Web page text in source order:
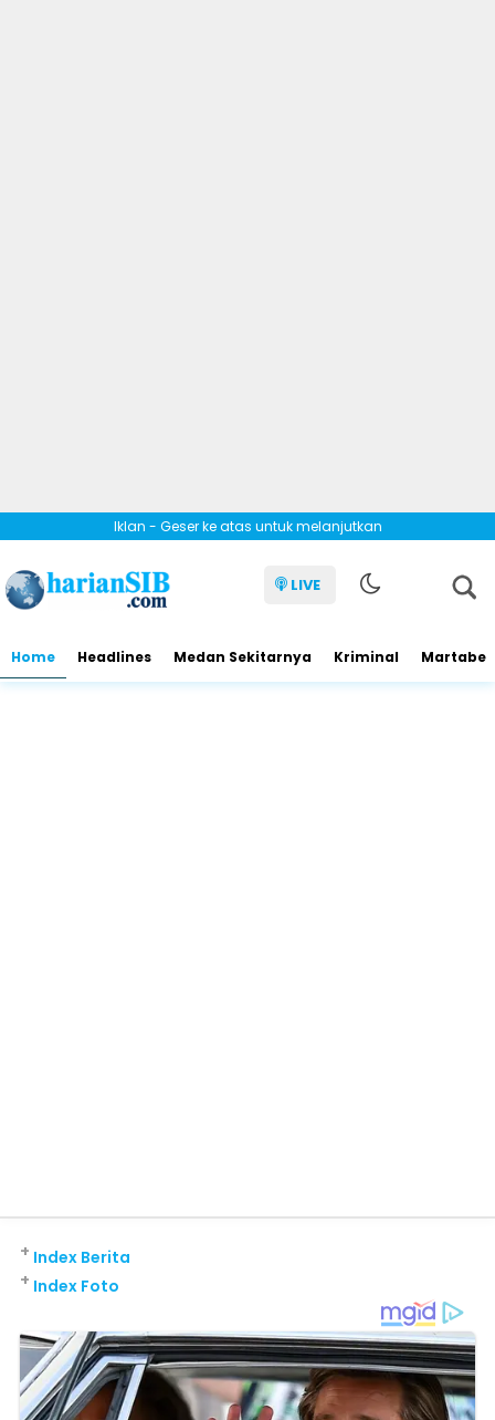
Iklan - Geser ke atas untuk melanjutkan
LIVE
Home Headlines Medan Sekitarnya Kriminal Martabe
Index Berita
+
Index Foto
+